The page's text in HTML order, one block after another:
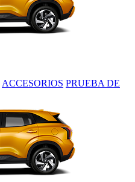
ACCESORIOS PRUEBA DE